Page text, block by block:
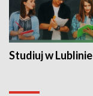
Studiuj w Lublinie